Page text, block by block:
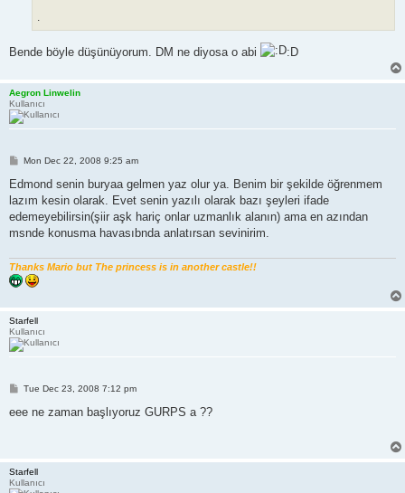
.
Bende böyle düşünüyorum. DM ne diyosa o abi :D
Aegron Linwelin
Kullanıcı
P
s
Mon Dec 22, 2008 9:25 am
Edmond senin buryaa gelmen yaz olur ya. Benim bir şekilde öğrenmem
lazım kesin olarak. Evet senin yazılı olarak bazı şeyleri ifade
edemeyebilirsin(şiir aşk hariç onlar uzmanlık alanın) ama en azından
msnde konusma havasıbnda anlatırsan sevinirim.
Thanks Mario but The princess is in another castle!!
Starfell
Kullanıcı
P
s
Tue Dec 23, 2008 7:12 pm
eee ne zaman başlıyoruz GURPS a ??
Starfell
Kullanıcı